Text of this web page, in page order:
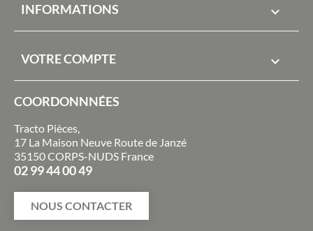
INFORMATIONS 
VOTRE COMPTE 
COORDONNNÉES
Tracto Pièces,
17 La Maison Neuve Route de Janzé
35150 CORPS-NUDS France
02 99 44 00 49
NOUS CONTACTER